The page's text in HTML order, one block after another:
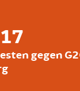
gegen